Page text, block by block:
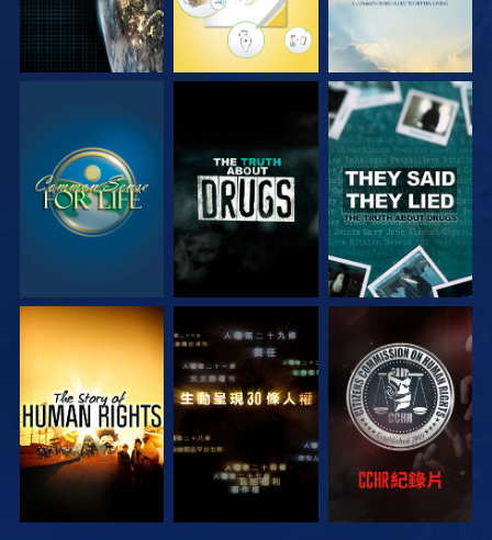
觀看 觀看 觀看
觀看 觀看 觀看